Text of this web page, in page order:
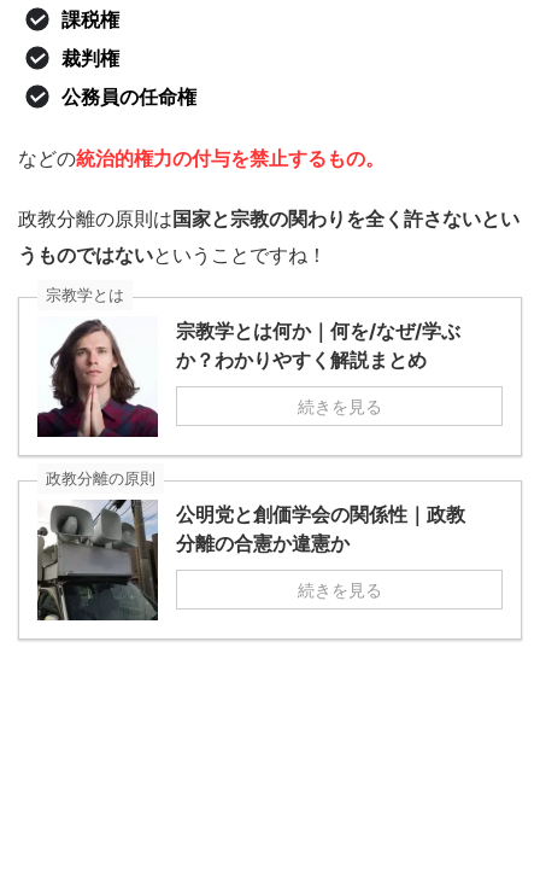
課税権
裁判権
公務員の任命権
などの統治的権力の付与を禁止するもの。
政教分離の原則は国家と宗教の関わりを全く許さないとい
うものではないということですね！
宗教学とは
宗教学とは何か｜何を/なぜ/学ぶ
か？わかりやすく解説まとめ
続きを見る
政教分離の原則
公明党と創価学会の関係性｜政教
分離の合憲か違憲か
続きを見る